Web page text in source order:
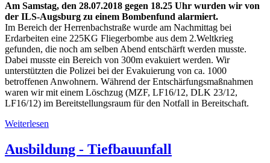
Am Samstag, den 28.07.2018 gegen 18.25 Uhr wurden wir von
der ILS-Augsburg zu einem Bombenfund alarmiert.
Im Bereich der Herrenbachstraße wurde am Nachmittag bei
Erdarbeiten eine 225KG Fliegerbombe aus dem 2.Weltkrieg
gefunden, die noch am selben Abend entschärft werden musste.
Dabei musste ein Bereich von 300m evakuiert werden. Wir
unterstützten die Polizei bei der Evakuierung von ca. 1000
betroffenen Anwohnern. Während der Entschärfungsmaßnahmen
waren wir mit einem Löschzug (MZF, LF16/12, DLK 23/12,
LF16/12) im Bereitstellungsraum für den Notfall in Bereitschaft.
Weiterlesen
Ausbildung - Tiefbauunfall